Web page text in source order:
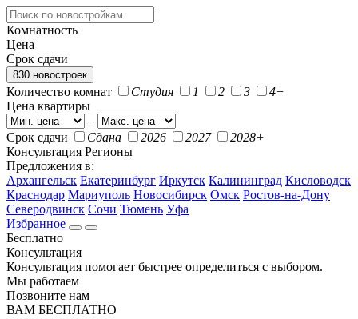
Комнатность
Цена
Срок сдачи
830 новостроек
Количество комнат Студия 1 2 3
4+
Цена квартиры
–
Срок сдачи
Сдана 2026 2027
2028+
Консультация Регионы
Предложения в:
Архангельск Екатеринбург Иркутск Калининград Кисловодск
Краснодар Мариуполь Новосибирск Омск Ростов-на-Дону
Северодвинск Сочи Тюмень Уфа
Избранное
Бесплатно
Консультация
Консультация помогает быстрее определиться с выбором.
Мы работаем
Позвоните нам
ВАМ БЕСПЛАТНО